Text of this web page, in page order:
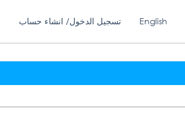
تسجيل الدخول/ انشاء حساب English